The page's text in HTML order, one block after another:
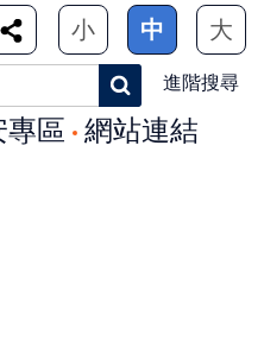
小 中 大
進階搜尋
專區 網站連結